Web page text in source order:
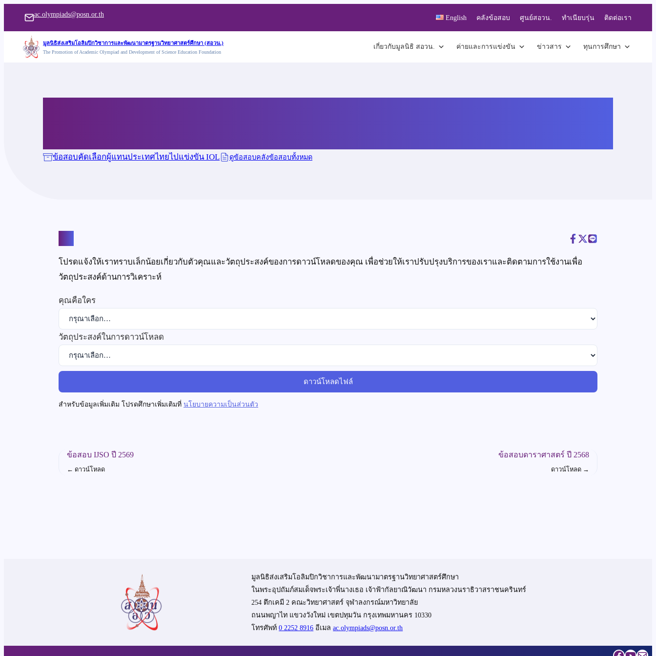
เนื้อหา
ac.olympiads@posn.or.th English คลังข้อสอบ ศูนย์สอวน. ทำเนียบรุ่น ติดต่อเรา
มูลนิธิส่งเสริมโอลิมปิกวิชาการและพัฒนามาตรฐานวิทยาศาสตร์ศึกษา (สอวน.)
The Promotion of Academic Olympiad and Development of Science Education Foundation
เกี่ยวกับมูลนิธิ สอวน. ค่ายและการแข่งขัน ข่าวสาร ทุนการศึกษา
ข้อสอบคัดเลือกผู้แทนประเทศไทยไปแข่งขัน IOL ดูข้อสอบคลังข้อสอบทั้งหมด
โปรดแจ้งให้เราทราบเล็กน้อยเกี่ยวกับตัวคุณและวัตถุประสงค์ของการดาวน์โหลดของคุณ เพื่อช่วยให้เราปรับปรุงบริการของเราและติดตามการใช้งานเพื่อ
วัตถุประสงค์ด้านการวิเคราะห์
คุณคือใคร
วัตถุประสงค์ในการดาวน์โหลด
ดาวน์โหลดไฟล์
สำหรับข้อมูลเพิ่มเติม โปรดศึกษาเพิ่มเติมที่ นโยบายความเป็นส่วนตัว
ข้อสอบ IJSO ปี 2569
← ดาวน์โหลด
ข้อสอบดาราศาสตร์ ปี 2568
ดาวน์โหลด →
มูลนิธิส่งเสริมโอลิมปิกวิชาการและพัฒนามาตรฐานวิทยาศาสตร์ศึกษา
ในพระอุปถัมภ์สมเด็จพระเจ้าพี่นางเธอ เจ้าฟ้ากัลยาณิวัฒนา กรมหลวงนราธิวาสราชนครินทร์
254 ตึกเคมี 2 คณะวิทยาศาสตร์ จุฬาลงกรณ์มหาวิทยาลัย
ถนนพญาไท แขวงวังใหม่ เขตปทุมวัน กรุงเทพมหานคร 10330
โทรศัพท์0 2252 8916 อีเมลac.olympiads@posn.or.th